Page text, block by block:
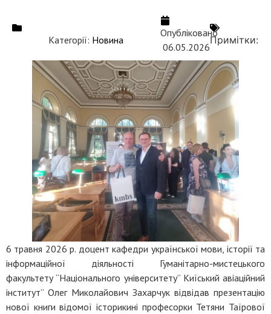
Категорії: Новина
Опубліковано
06.05.2026
Примітки:
6 травня 2026 р. доцент кафедри української мови, історії та
інформаційної діяльності Гуманітарно-мистецького
факультету “Національного університету” Киїський авіаційний
інститут” Олег Миколайович Захарчук відвідав презентацію
нової книги відомої історикині професорки Тетяни Таїрової